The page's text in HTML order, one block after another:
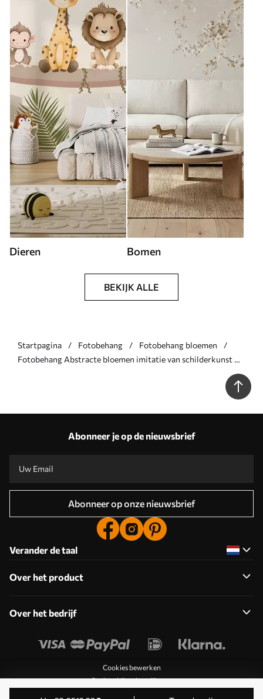
Dieren Bomen
BEKIJK ALLE
Startpagina Fotobehang
Fotobehang bloemen
Fotobehang Abstracte bloemen imitatie van schilderkunst N°
Abonneer je op de nieuwsbrief
Abonneer op onze nieuwsbrief
Verander de taal
Over het product
Over het bedrijf
Cookies bewerken
Pushmeldingsinstellingen
© 2011-2026 Uwalls . Alle rechten voorbehouden. Beheerd